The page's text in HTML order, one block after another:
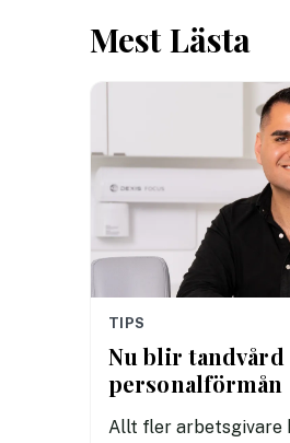
Mest Lästa
TIPS
Nu blir tandvård
personalförmån
Allt fler arbetsgivare